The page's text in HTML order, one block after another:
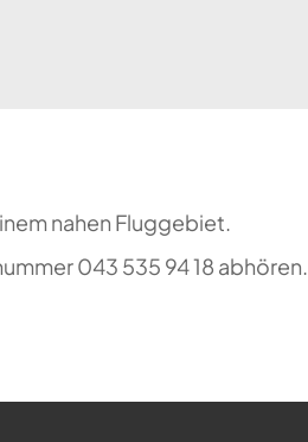
nahen Fluggebiet.
043 535 94 18 abhören.